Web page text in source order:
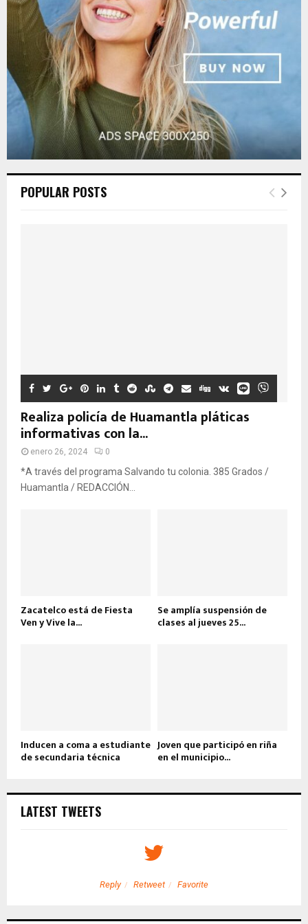
C
POPULAR POSTS
Realiza policía de Huamantla pláticas
informativas con la...
enero 26, 2024 0
*A través del programa Salvando tu colonia. 385 Grados /
Huamantla / REDACCIÓN...
Zacatelco está de Fiesta
Ven y Vive la...
Se amplía suspensión de
clases al jueves 25...
Inducen a coma a estudiante
de secundaria técnica
Joven que participó en riña
en el municipio...
LATEST TWEETS
Reply Retweet Favorite